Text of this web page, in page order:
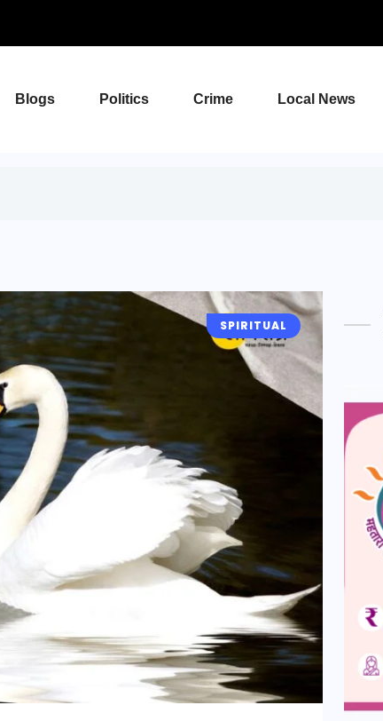
Blogs Politics Crime Local News
SPIRITUAL